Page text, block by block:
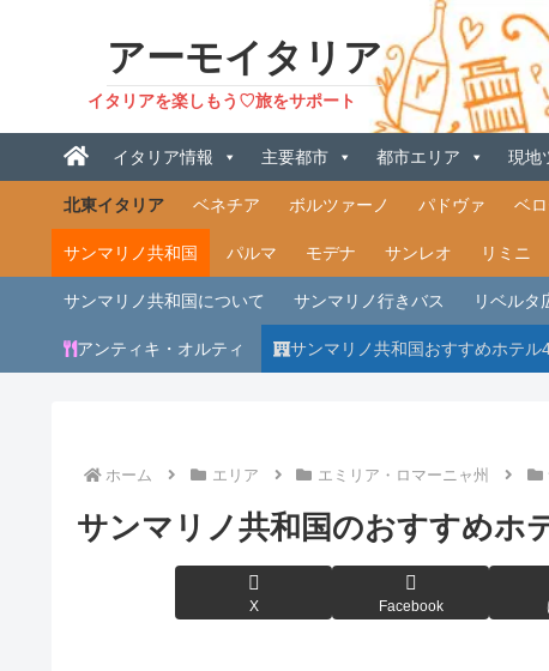
アーモイタリア
イタリアを楽しもう♡旅をサポート
イタリア情報 主要都市 都市エリア 現地
北東イタリア ベネチア ボルツァーノ パドヴァ ベ
サンマリノ共和国 パルマ モデナ サンレオ リミニ
サンマリノ共和国について サンマリノ行きバス リベルタ
アンティキ・オルティ サンマリノ共和国おすすめホテル
ホーム エリア エミリア・ロマーニャ州
サンマリノ共和国のおすすめホ
X Facebook